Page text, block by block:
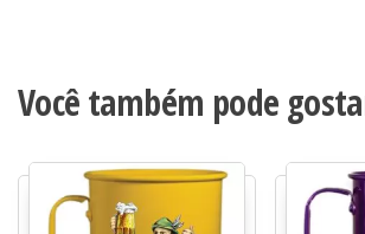
Você também pode